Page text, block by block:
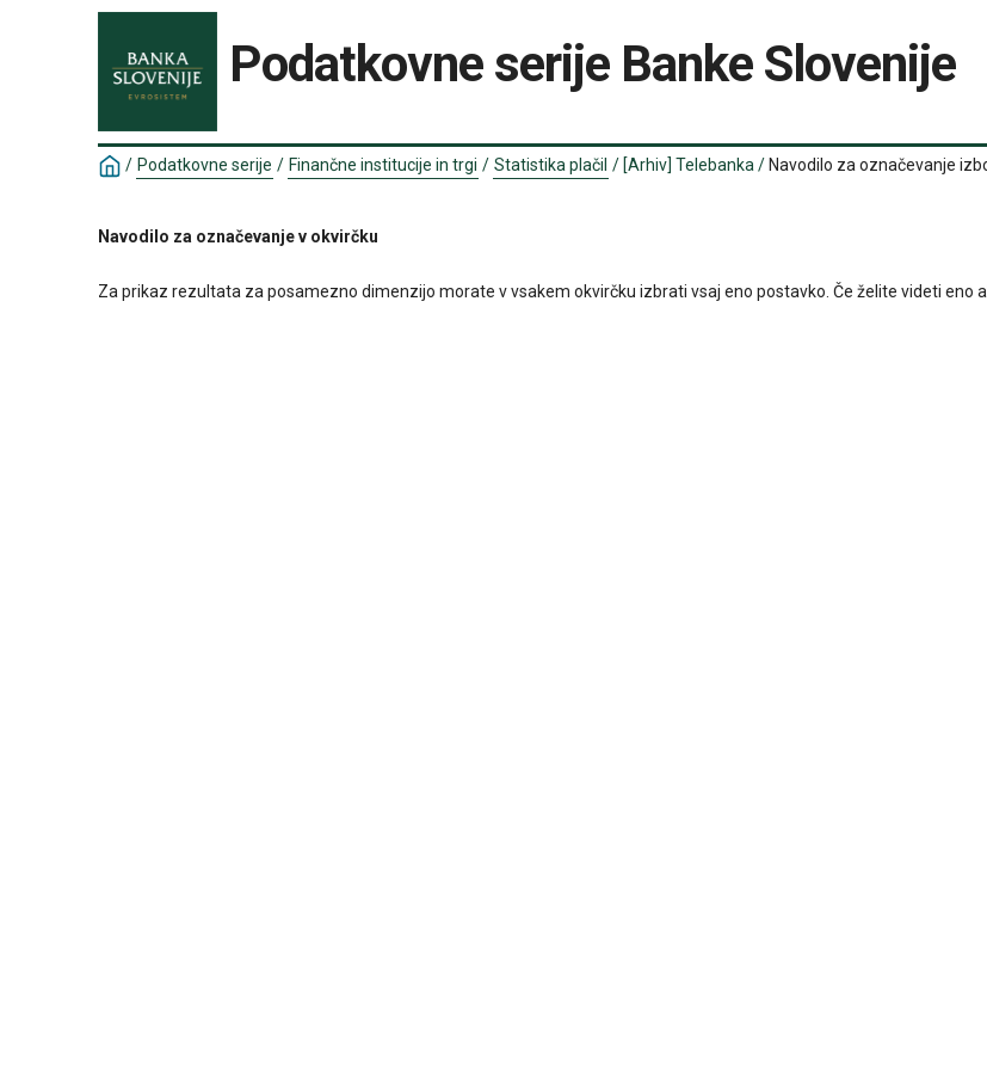
Podatkovne serije Banke Slovenije
/ Podatkovne serije / Finančne institucije in trgi / Statistika plačil / [Arhiv] Telebanka / Navodilo za označevanje
Navodilo za označevanje v okvirčku
Za prikaz rezultata za posamezno dimenzijo morate v vsakem okvirčku izbrati vsaj eno postavko. Če želite videti